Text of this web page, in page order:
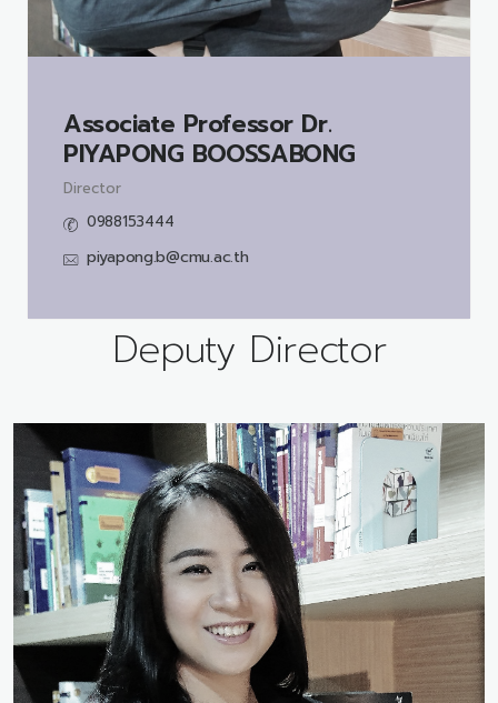
Associate Professor Dr.
PIYAPONG BOOSSABONG
Director
0988153444
piyapong.b@cmu.ac.th
Deputy Director